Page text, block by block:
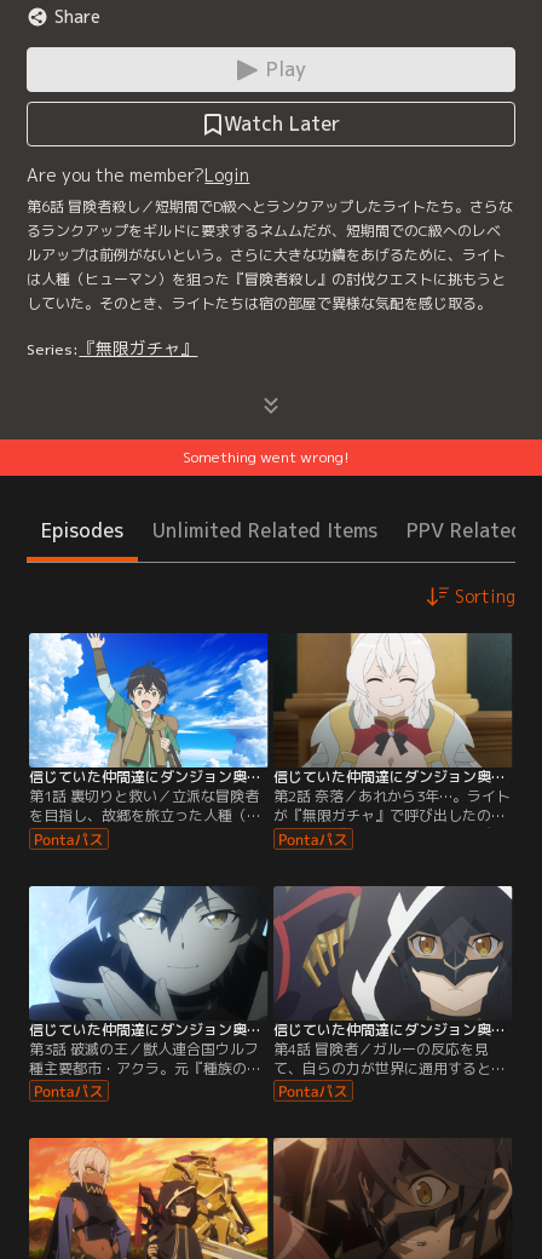
Share
Play
Watch Later
Are you the member?Login
第6話 冒険者殺し／短期間でD級へとランクアップしたライトたち。さらな
るランクアップをギルドに要求するネムムだが、短期間でのC級へのレベ
ルアップは前例がないという。さらに大きな功績をあげるために、ライト
は人種（ヒューマン）を狙った『冒険者殺し』の討伐クエストに挑もうと
していた。そのとき、ライトたちは宿の部屋で異様な気配を感じ取る。
Series: 『無限ガチャ』
Something went wrong!
Episodes Unlimited Related Items PPV Related
Sorting
信じていた仲間達にダンジョン奥地で殺されかけたがギフト『無限ガチャ』でレベル9999の仲間達を手に入れて元パーティーメンバーと世界に復讐＆『ざまぁ！』します！ 第01話
第1話 裏切りと救い／立派な冒険者
を目指し、故郷を旅立った人種（ヒ
ューマン）の少年・ライト。だが、
彼の恩恵（ギフト）『無限ガチャ』
クタばかり。結果、冒険者ギルドで
は最低のF級にランクされてしま
う。そんなライトに救いの手を差し
伸べたのは、「種族間の差別をなく
し、平等な世界を作る」という理念
を掲げる『種族の集い』だった。
信じていた仲間達にダンジョン奥地で殺されかけたがギフト『無限ガチャ』でレベル9999の仲間達を手に入れて元パーティーメンバーと世界に復讐＆『ざまぁ！』します！ 第02話
第2話 奈落／あれから3年…。ライト
が『無限ガチャ』で呼び出したの
は、真祖ヴァンパイア騎士・ナズ
ナ、天才モンスターテイマー・アオ
た、いずれもレベル9999の強者た
ち。そしてライト自身もまた、レベ
ル9999へと到達し、『奈落』の最下
層に、地上の全戦力・国家を殲滅し
得る最強国家を築き上げていた。今
日も訓練に励み…。
信じていた仲間達にダンジョン奥地で殺されかけたがギフト『無限ガチャ』でレベル9999の仲間達を手に入れて元パーティーメンバーと世界に復讐＆『ざまぁ！』します！ 第03話
第3話 破滅の王／獣人連合国ウルフ
種主要都市・アクラ。元『種族の集
い』のメンバー、ガルーは意気揚々
と街を歩いていた。いまや彼は、ウ
長の最有力候補。酒を浴びるように
飲み、気ままな日々を送っていた。
そこへかつてライトに仕えていたと
いう人種（ヒューマン）のメイドが
声をかけてきた。
信じていた仲間達にダンジョン奥地で殺されかけたがギフト『無限ガチャ』でレベル9999の仲間達を手に入れて元パーティーメンバーと世界に復讐＆『ざまぁ！』します！ 第04話
第4話 冒険者／ガルーの反応を見
て、自らの力が世界に通用すると確
信したライト。しかし、各国の戦力
を把握しないまま戦いを挑むことに
ランクを上げ、各国の情報収集を行
う作戦を計画する。ゴールドとネム
ムを伴い、ドワーフ王国最南端の街
『ダガス』へと訪れたライトは、早
速ギルドに登録。